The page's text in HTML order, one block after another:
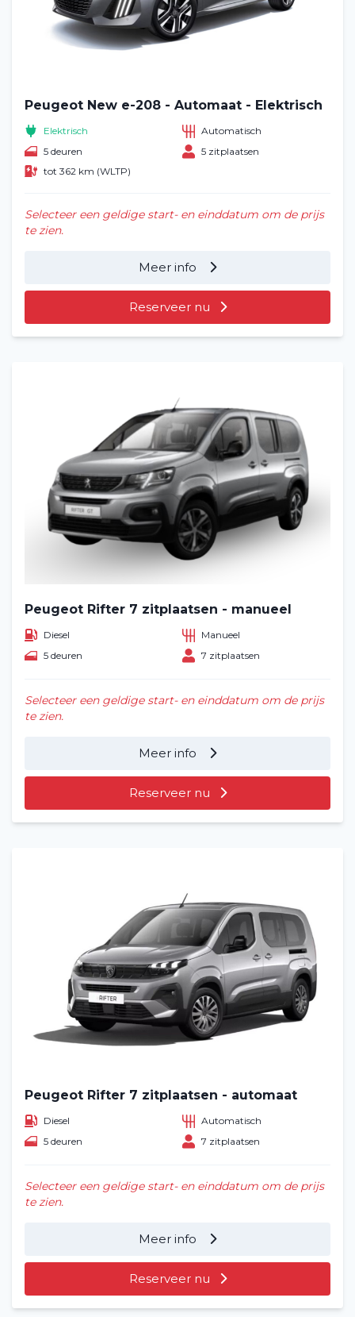
Veelgestelde vragen (FAQ)
Filialen
Contact
Peugeot New e-208 - Automaat - Elektrisch
Elektrisch
Automatisch
5 deuren
5 zitplaatsen
tot 362 km (WLTP)
Selecteer een geldige start- en einddatum om de prijs
te zien.
Meer info
Reserveer nu
Peugeot Rifter 7 zitplaatsen - manueel
Diesel
Manueel
5 deuren
7 zitplaatsen
Selecteer een geldige start- en einddatum om de prijs
te zien.
Meer info
Reserveer nu
Peugeot Rifter 7 zitplaatsen - automaat
Diesel
Automatisch
5 deuren
7 zitplaatsen
Selecteer een geldige start- en einddatum om de prijs
te zien.
Meer info
Reserveer nu